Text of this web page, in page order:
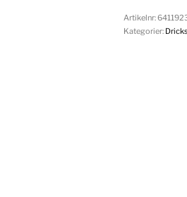
Artikelnr:
Kategorier: